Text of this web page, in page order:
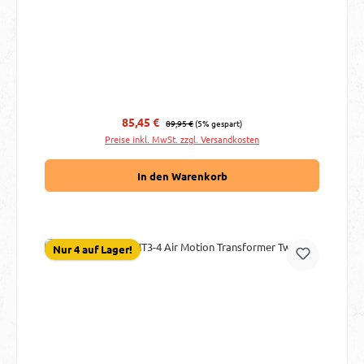
Verkaufspreis:
85,45 € Regulärer Preis:
89,95 €(5% gespart)
Preise inkl. MwSt. zzgl. Versandkosten
In den Warenkorb
Nur 4 auf Lager!